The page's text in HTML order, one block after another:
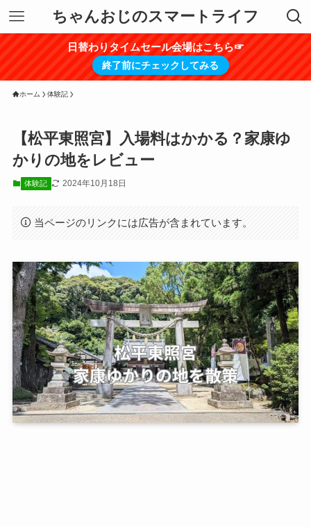
ちゃんおじのスマートライフ
日替わりタイムセール会場はこちら☞
終了前にチェックしてみる
ホーム 体験記
【松平東照宮】入場料はかかる？家康ゆ
かりの地をレビュー
体験記 2024年10月18日
当ページのリンクには広告が含まれています。